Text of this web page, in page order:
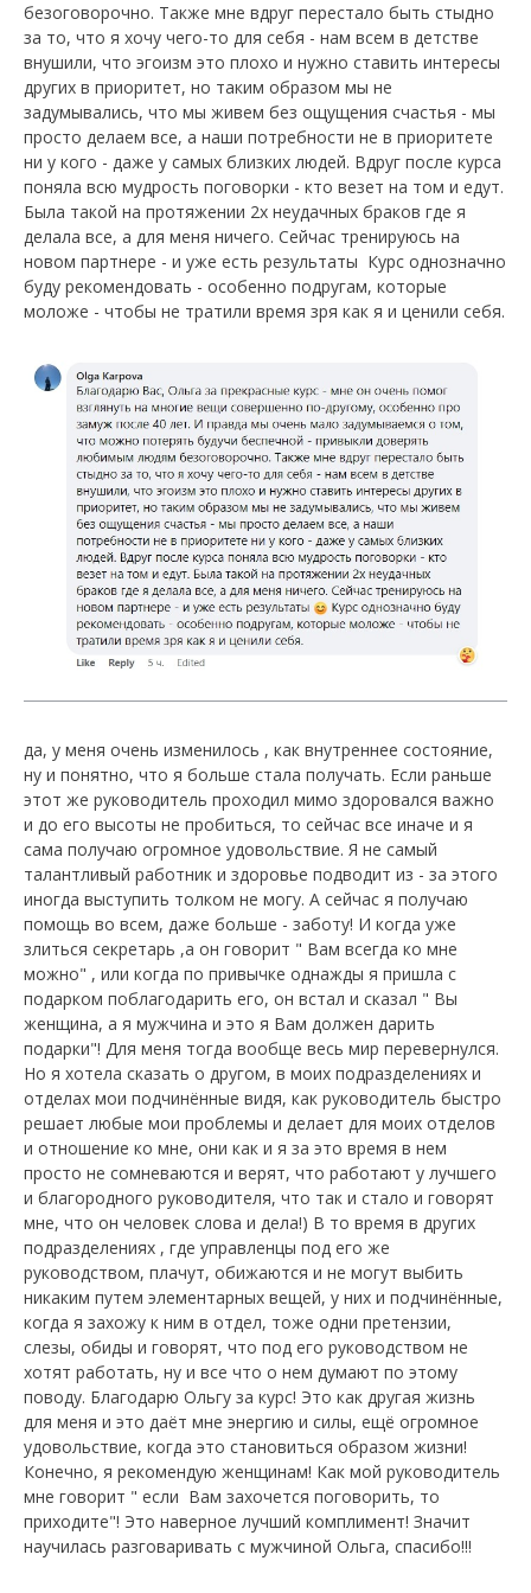
безоговорочно. Также мне вдруг перестало быть стыдно
за то, что я хочу чего-то для себя - нам всем в детстве
внушили, что эгоизм это плохо и нужно ставить интересы
других в приоритет, но таким образом мы не
задумывались, что мы живем без ощущения счастья - мы
просто делаем все, а наши потребности не в приоритете
ни у кого - даже у самых близких людей. Вдруг после курса
поняла всю мудрость поговорки - кто везет на том и едут.
Была такой на протяжении 2х неудачных браков где я
делала все, а для меня ничего. Сейчас тренируюсь на
новом партнере - и уже есть результаты Курс однозначно
буду рекомендовать - особенно подругам, которые
моложе - чтобы не тратили время зря как я и ценили себя.
да, у меня очень изменилось , как внутреннее состояние,
ну и понятно, что я больше стала получать. Если раньше
этот же руководитель проходил мимо здоровался важно
и до его высоты не пробиться, то сейчас все иначе и я
сама получаю огромное удовольствие. Я не самый
талантливый работник и здоровье подводит из - за этого
иногда выступить толком не могу. А сейчас я получаю
помощь во всем, даже больше - заботу! И когда уже
злиться секретарь ,а он говорит " Вам всегда ко мне
можно" , или когда по привычке однажды я пришла с
подарком поблагодарить его, он встал и сказал " Вы
женщина, а я мужчина и это я Вам должен дарить
подарки"! Для меня тогда вообще весь мир перевернулся.
Но я хотела сказать о другом, в моих подразделениях и
отделах мои подчинённые видя, как руководитель быстро
решает любые мои проблемы и делает для моих отделов
и отношение ко мне, они как и я за это время в нем
просто не сомневаются и верят, что работают у лучшего
и благородного руководителя, что так и стало и говорят
мне, что он человек слова и дела!) В то время в других
подразделениях , где управленцы под его же
руководством, плачут, обижаются и не могут выбить
никаким путем элементарных вещей, у них и подчинённые,
когда я захожу к ним в отдел, тоже одни претензии,
слезы, обиды и говорят, что под его руководством не
хотят работать, ну и все что о нем думают по этому
поводу. Благодарю Ольгу за курс! Это как другая жизнь
для меня и это даёт мне энергию и силы, ещё огромное
удовольствие, когда это становиться образом жизни!
Конечно, я рекомендую женщинам! Как мой руководитель
мне говорит " если Вам захочется поговорить, то
приходите"! Это наверное лучший комплимент! Значит
научилась разговаривать с мужчиной Ольга, спасибо!!!